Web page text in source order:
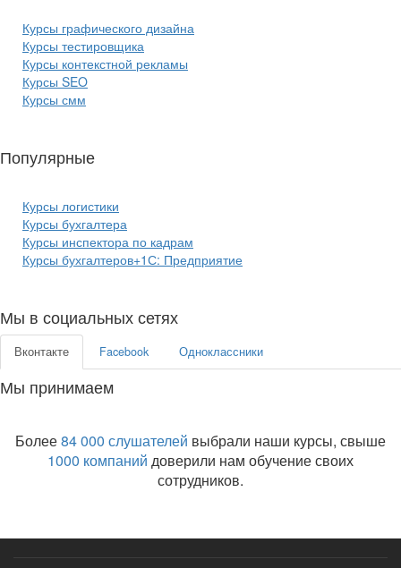
Курсы графического дизайна
Курсы тестировщика
Курсы контекстной рекламы
Курсы SEO
Курсы смм
Популярные
Курсы логистики
Курсы бухгалтера
Курсы инспектора по кадрам
Курсы бухгалтеров+1С: Предприятие
Мы в социальных сетях
Вконтакте Facebook Одноклассники
Мы принимаем
Более84 000 слушателей выбрали наши курсы, свыше
1000 компаний доверили нам обучение своих
сотрудников.